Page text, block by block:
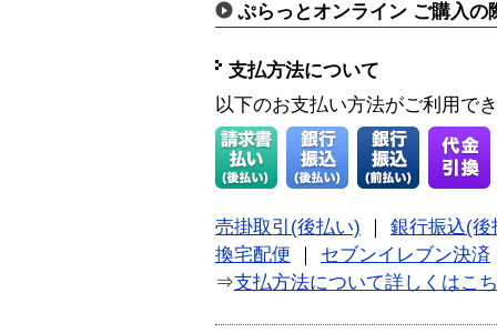
ぷらっとオンライン ご購入の
支払方法について
以下のお支払い方法がご利用で
売掛取引(後払い)
銀行振込(後
換宅配便
セブンイレブン決済
⇒支払方法について詳しくはこ